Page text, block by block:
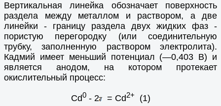
Вертикальная линейка обозначает поверхность
раздела между металлом и раствором, а две
линейки - границу раздела двух жидких фаз -
пористую перегородку (или соединительную
трубку, заполненную раствором электролита).
Кадмий имеет меньший потенциал (—0,403 В) и
является анодом, на котором протекает
окислительный процесс:
Cd0- 2 = Cd2+
(1)